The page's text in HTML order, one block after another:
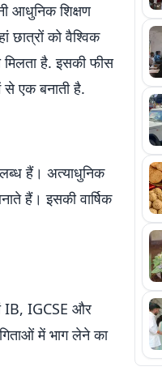
आधुनिक शिक्षण
छात्रों को वैश्विक
मिलता है. इसकी फीस
एक बनाती है.
हैं। अत्याधुनिक
हैं। इसकी वार्षिक
IB, IGCSE और
में भाग लेने का